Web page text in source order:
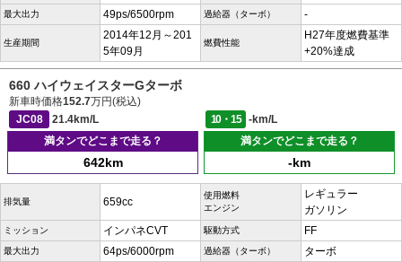
最大出力 49ps/6500rpm 過給器（ターボ） -
生産期間
2014年12月～201
5年09月
燃費性能
H27年度燃費基準
+20%達成
660 ハイウェイスターGターボ
新車時価格152.7万円(税込)
JC08
21.4km/L 10・15
-km/L
満タンでどこまで走る？
642km
満タンでどこまで走る？
-km
排気量 659cc
使用燃料
エンジン
レギュラー
ガソリン
ミッション インパネCVT 駆動方式 FF
最大出力 64ps/6000rpm 過給器（ターボ） ターボ